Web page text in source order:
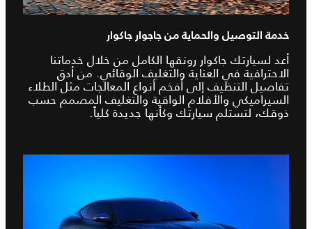
خدمة التوصيل والحماية من جاجوار جاكوار
أعد لسيارتك جاكوار رونقها الكامل من خلال خدماتنا
الاحترافية في العناية والتغليف الوقائي. من أدق
تفاصيل التنظيف إلى أفخم أنواع المعالجات مثل الطلاء
السيراميكي والأفلام الواقية والتغليف المصمم حسب
ذوقك، لتستلم سيارتك وكأنها جديدة كلياً.